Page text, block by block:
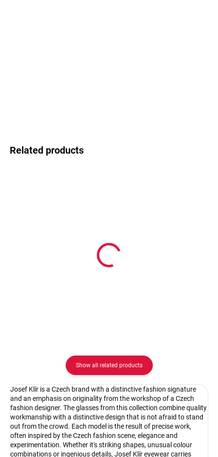
Related products
Show all related products
Josef Klír is a Czech brand with a distinctive fashion signature
and an emphasis on originality from the workshop of a Czech
fashion designer. The glasses from this collection combine quality
workmanship with a distinctive design that is not afraid to stand
out from the crowd. Each model is the result of precise work,
often inspired by the Czech fashion scene, elegance and
experimentation. Whether it's striking shapes, unusual colour
combinations or ingenious details, Josef Klír eyewear carries